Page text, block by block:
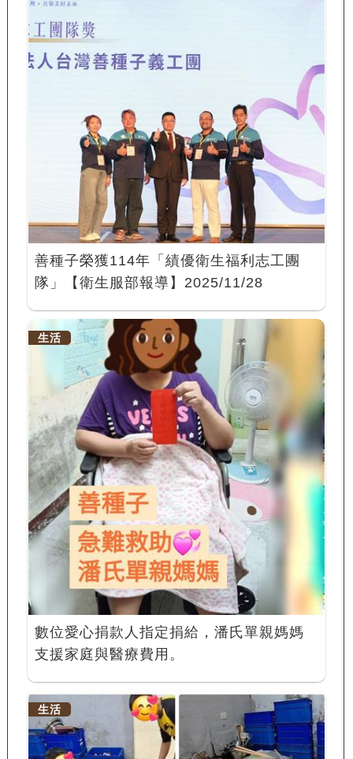
善種子榮獲114年「績優衛生福利志工團
隊」【衛生服部報導】2025/11/28
生活
數位愛心捐款人指定捐給，潘氏單親媽媽
支援家庭與醫療費用。
生活